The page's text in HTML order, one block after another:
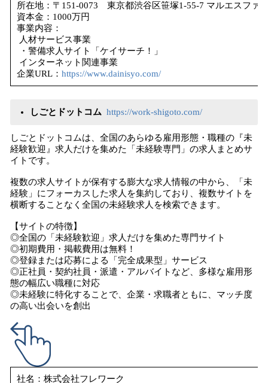
所在地：〒151-0073 東京都渋谷区笹塚1-55-7 マルエスファ
資本金：1000万円
事業内容：
人材サービス事業
・警備求人サイト「ケイサーチ！」
インターネット関連事業
企業URL： https://www.dainisyo.com/
しごとドットコム https://work-shigoto.com/
しごとドットコムは、全国のあらゆる雇用形態・職種の『未
経験歓迎』求人だけを集めた「未経験専門」の求人まとめサ
イトです。
複数の求人サイトが保有する膨大な求人情報の中から、「未
経験」にフォーカスした求人を集約しており、複数サイトを
横断することなく全国の未経験求人を検索できます。
【サイトの特徴】
◎全国の「未経験歓迎」求人だけを集めた専門サイト
◎初期費用・掲載費用は無料！
◎登録または応募による「完全成果型」サービス
◎正社員・契約社員・派遣・アルバイトなど、多様な雇用形
態の幅広い職種に対応
◎未経験に特化することで、企業・求職者ともに、マッチ度
の高い出会いを創出
社名：株式会社フレワーク